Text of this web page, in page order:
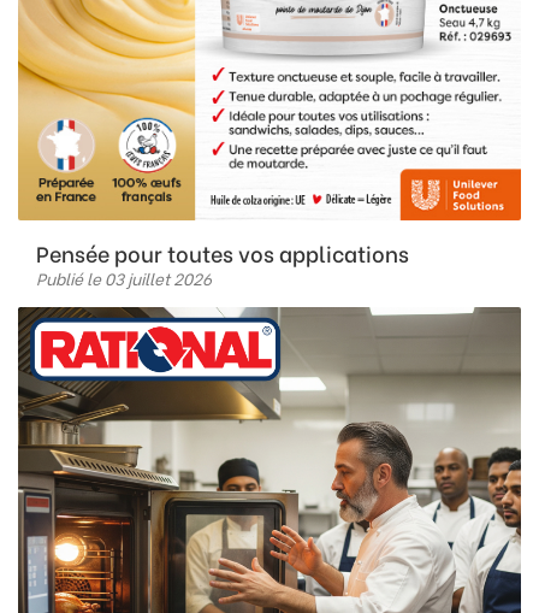
Pensée pour toutes vos applications
Publié le 03 juillet 2026